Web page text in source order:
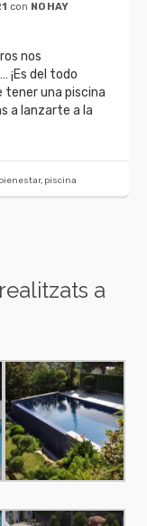
con NO HAY
nos
¡Es del todo
tener una piscina
a lanzarte a la
bienestar, piscina
a